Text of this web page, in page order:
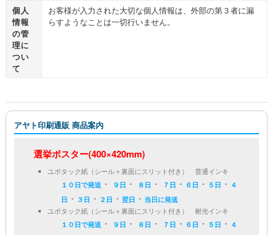
個人
情報
の管
理に
つい
て
お客様が入力された大切な個人情報は、外部の第３者に漏
らすようなことは一切行いません。
アヤト印刷通販 商品案内
選挙ポスター(400×420mm)
ユポタック紙（シール＋裏面にスリット付き） 普通インキ
１０日で発送 ・ ９日 ・ ８日 ・ ７日 ・ ６日 ・ ５日 ・ ４
日 ・ ３日 ・ ２日 ・翌日 ・ 当日に発送
ユポタック紙（シール＋裏面にスリット付き） 耐光インキ
１０日で発送 ・ ９日 ・ ８日 ・ ７日 ・ ６日 ・ ５日 ・ ４